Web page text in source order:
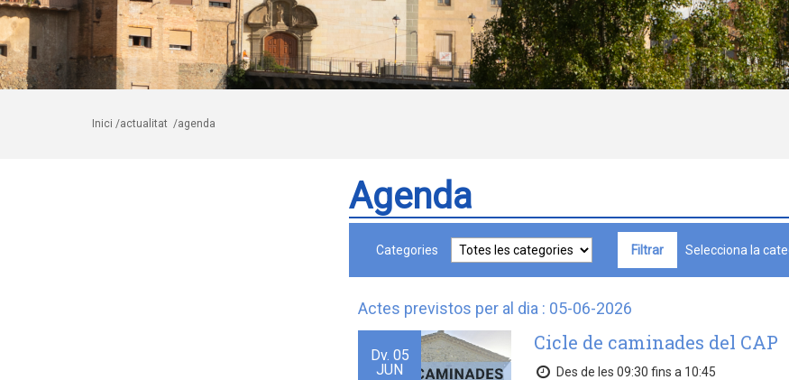
Inici /actualitat /agenda
Agenda
Categories Selecciona la
Actes previstos per al dia : 05-06-2026
Dv. 05
JUN
Cicle de caminades del CAP
Des de les 09:30 fins a 10:45